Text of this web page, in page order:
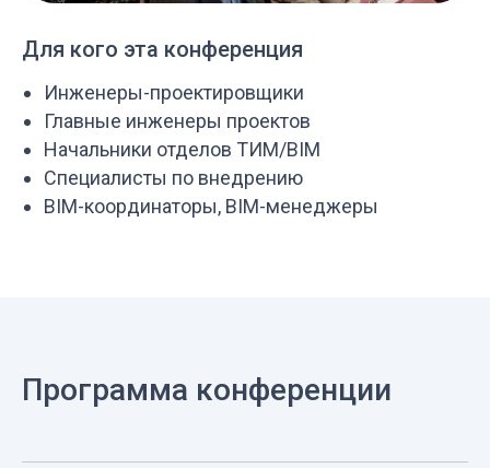
Для кого эта конференция
Инженеры-проектировщики
Главные инженеры проектов
Начальники отделов ТИМ/BIM
Специалисты по внедрению
BIM-координаторы, BIM-менеджеры
Программа конференции